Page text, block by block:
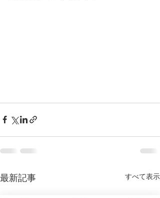
最新記事 すべて表示